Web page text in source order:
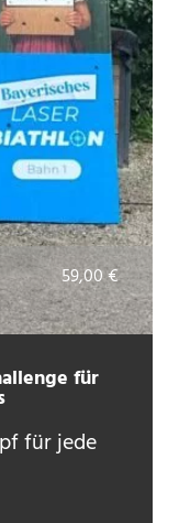
für
für jede
59,00 €